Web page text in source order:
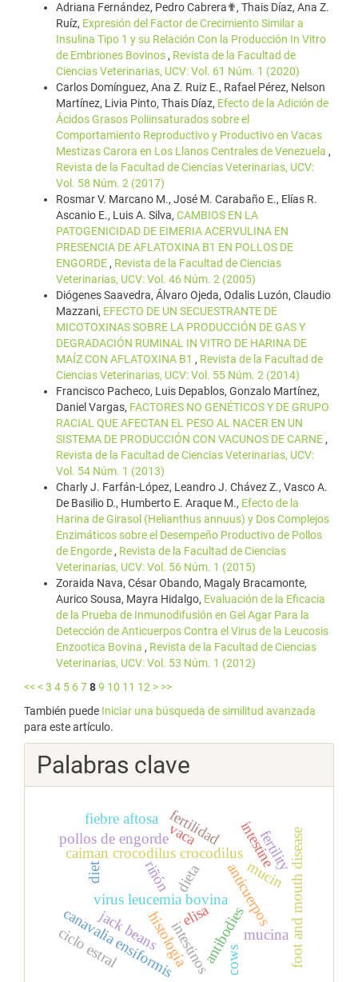
Adriana Fernández, Pedro Cabrera✟, Thais Díaz, Ana Z.
Ruíz, Expresión del Factor de Crecimiento Similar a
Insulina Tipo 1 y su Relación Con la Producción In Vitro
de Embriones Bovinos , Revista de la Facultad de
Ciencias Veterinarias, UCV: Vol. 61 Núm. 1 (2020)
Carlos Domínguez, Ana Z. Ruiz E., Rafael Pérez, Nelson
Martínez, Livia Pinto, Thais Díaz, Efecto de la Adición de
Ácidos Grasos Poliinsaturados sobre el
Comportamiento Reproductivo y Productivo en Vacas
Mestizas Carora en Los Llanos Centrales de Venezuela ,
Revista de la Facultad de Ciencias Veterinarias, UCV:
Vol. 58 Núm. 2 (2017)
Rosmar V. Marcano M., José M. Carabaño E., Elías R.
Ascanio E., Luis A. Silva, CAMBIOS EN LA
PATOGENICIDAD DE EIMERIA ACERVULINA EN
PRESENCIA DE AFLATOXINA B1 EN POLLOS DE
ENGORDE , Revista de la Facultad de Ciencias
Veterinarias, UCV: Vol. 46 Núm. 2 (2005)
Diógenes Saavedra, Álvaro Ojeda, Odalis Luzón, Claudio
Mazzani, EFECTO DE UN SECUESTRANTE DE
MICOTOXINAS SOBRE LA PRODUCCIÓN DE GAS Y
DEGRADACIÓN RUMINAL IN VITRO DE HARINA DE
MAÍZ CON AFLATOXINA B1 , Revista de la Facultad de
Ciencias Veterinarias, UCV: Vol. 55 Núm. 2 (2014)
Francisco Pacheco, Luis Depablos, Gonzalo Martínez,
Daniel Vargas, FACTORES NO GENÉTICOS Y DE GRUPO
RACIAL QUE AFECTAN EL PESO AL NACER EN UN
SISTEMA DE PRODUCCIÓN CON VACUNOS DE CARNE ,
Revista de la Facultad de Ciencias Veterinarias, UCV:
Vol. 54 Núm. 1 (2013)
Charly J. Farfán-López, Leandro J. Chávez Z., Vasco A.
De Basilio D., Humberto E. Araque M., Efecto de la
Harina de Girasol (Helianthus annuus) y Dos Complejos
Enzimáticos sobre el Desempeño Productivo de Pollos
de Engorde , Revista de la Facultad de Ciencias
Veterinarias, UCV: Vol. 56 Núm. 1 (2015)
Zoraida Nava, César Obando, Magaly Bracamonte,
Aurico Sousa, Mayra Hidalgo, Evaluación de la Eficacia
de la Prueba de Inmunodifusión en Gel Agar Para la
Detección de Anticuerpos Contra el Virus de la Leucosis
Enzootica Bovina , Revista de la Facultad de Ciencias
Veterinarias, UCV: Vol. 53 Núm. 1 (2012)
<< < 3 4 5 6789 10 11 12 > >>
También puede Iniciar una búsqueda de similitud avanzada
para este artículo.
Palabras clave
caiman crocodilus crocodilus
riñón
histología
virus leucemia bovina
elisa anticuerpos
antibodies
canavalia ensiformis mucina
intestinos
pollos de engorde
dieta
jack beans
mucin
intestine
diet
fertilidad
vaca
ciclo estral
fertility
cows
fiebre aftosa
foot and mouth disease